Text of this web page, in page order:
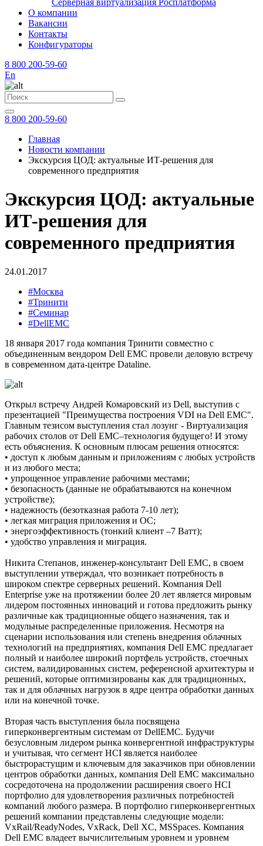
Серверная виртуализация Росплатформа
О компании
Вакансии
Контакты
Конфигураторы
8 800 200-59-60
En
8 800 200-59-60
Главная
Новости компании
Экскурсия ЦОД: актуальные ИТ-решения для
современного предприятия
Экскурсия ЦОД: актуальные
ИТ-решения для
современного предприятия
24.01.2017
#Москва
#Тринити
#Семинар
#DellEMC
18 января 2017 года компания Тринити совместно с
объединенным вендором Dell EMC провели деловую встречу
в современном дата-центре Dataline.
Открыл встречу Андрей Комаровский из Dell, выступив с
презентацией "Преимущества построения VDI на Dell EMC".
Главным тезисом выступления стал лозунг - Виртуализация
рабочих столов от Dell EMC–технология будущего! И этому
есть объяснения. К основным плюсам решения относятся:
• доступ к любым данным и приложениям с любых устройств
и из любого места;
• упрощенное управление рабочими местами;
• безопасность (данные не обрабатываются на конечном
устройстве);
• надежность (безотказная работа 7-10 лет);
• легкая миграция приложения и ОС;
• энергоэффективность (тонкий клиент –7 Ватт);
• удобство управления и миграция.
Никита Степанов, инженер-консультант Dell EMC, в своем
выступлении утверждал, что возникает потребность в
широком спектре серверных решений. Компания Dell
Enterprise уже на протяжении более 20 лет является мировым
лидером постоянных инноваций и готова предложить рынку
различные как традиционные общего назначения, так и
модульные распределенные приложения. Несмотря на
сценарии использования или степень внедрения облачных
технологий на предприятиях, компания Dell EMC предлагает
полный и наиболее широкий портфель устройств, стоечных
систем, валидированных систем, референсной архитектуры и
решений, которые оптимизированы как для традиционных,
так и для облачных нагрузок в ядре центра обработки данных
или на конечной точке.
Вторая часть выступления была посвящена
гиперконвергентным системам от DellEMC. Будучи
безусловным лидером рынка конвергентной инфраструктуры
и учитывая, что сегмент HCI является наиболее
быстрорастущим и ключевым для заказчиков при обновлении
центров обработки данных, компания Dell EMC максимально
сосредоточена на продолжении расширения своего HCI
портфолио для удовлетворения различных потребностей
компаний любого размера. В портфолио гиперконвергентных
решений компании представлены следующие модели:
VxRail/ReadyNodes, VxRack, Dell XC, MSSpaces. Компания
Dell EMC владеет вычислительным уровнем и уровнем